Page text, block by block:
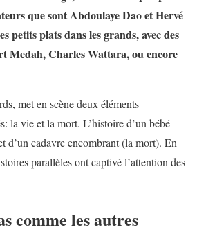
que sont Abdoulaye Dao et Hervé
petits plats dans les grands, avec des
Medah, Charles Wattara, ou encore
met en scène deux éléments
la vie et la mort. L’histoire d’un bébé
d’un cadavre encombrant (la mort). En
parallèles ont captivé l’attention des
comme les autres